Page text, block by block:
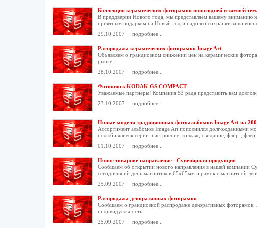
Коллекция керамических фоторамок новогодней и зимней
В преддверии Нового года, мы представляем вашему вниманию
приятным подарком на Новый год и надолго сохранят ваши
29.10.2007
подробнее...
Распродажа керамических фоторамок Image Art
Объявляем о грандиозном снижении цен на керамические
рынке.
28.10.2007
подробнее...
Фотокиоск KODAK GS COMPACT
Уважаемые партнеры! Компания S3 рада представить вам
23.10.2007
подробнее...
Новые модели традиционных фотоальбомов Image Art на
Ассортимент альбомов Image Art пополнился долгожданными
полюбившиеся серии: настроение, коллаж, свидание, флирт, флер,
01.10.2007
подробнее...
Новое товарное направление - Сувенирная продукция
Сообщаем об открытии нового направления в нашей компании
сегодняшний день магнитиков 65х65мм и рамок с магнитной
25.09.2007
подробнее...
Распродажа декоративных фоторамок
Сообщаем о грандиозной распродаже декоративных
индивидуальность.
25.09.2007
подробнее...